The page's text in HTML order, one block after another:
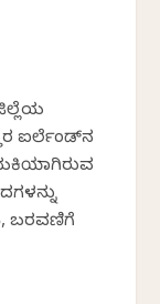
ಐರ್ಲೆಂಡ್‌ನ
ಬರವಣಿಗೆ